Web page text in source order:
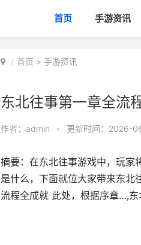
首页 手游资讯
首页 > 手游资讯
东北往事第一章全流
作者： admin • 更新时间：2026-
摘要：在东北往事游戏中，玩家
是什么，下面就位大家带来东北
流程全成就 此处，根据序章…,